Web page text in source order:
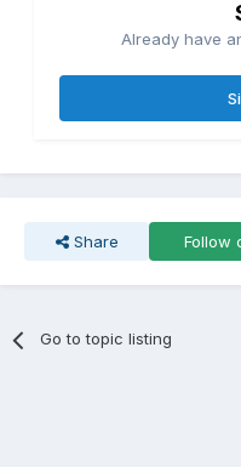
Already have
Share Follow
Go to topic listing